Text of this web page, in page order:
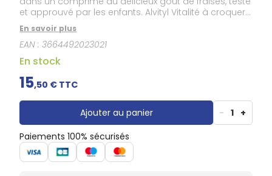
et approuvé par les enfants. Alvityl Vitalité à croquer
contient 12 vitamines et 8 minéraux dans un format
adapté pour couvrir les apports sur un mois
complet dès 4 ans.
En savoir plus
EAN :3664492023021
En stock
15,50 € TTC
Ajouter au panier - 1 +
Paiements 100% sécurisés